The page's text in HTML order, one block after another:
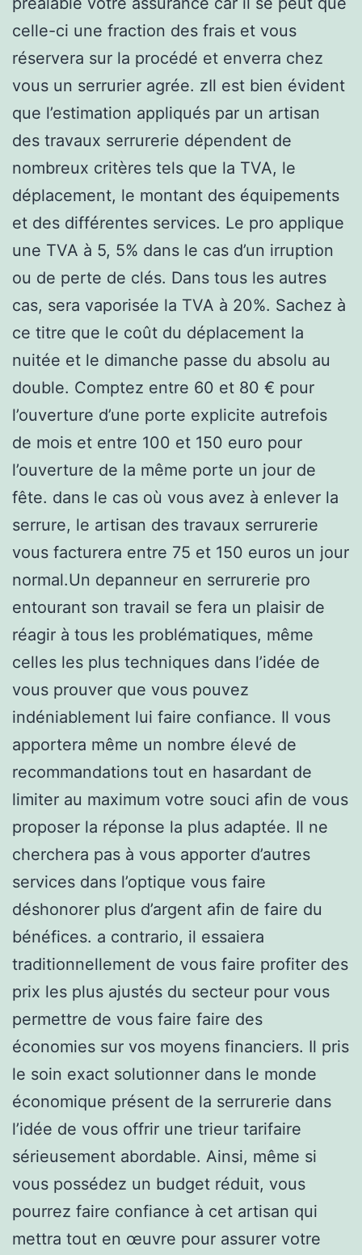
celle-ci une fraction des frais et vous
réservera sur la procédé et enverra chez
vous un serrurier agrée. zIl est bien évident
que l’estimation appliqués par un artisan
des travaux serrurerie dépendent de
nombreux critères tels que la TVA, le
déplacement, le montant des équipements
et des différentes services. Le pro applique
une TVA à 5, 5% dans le cas d’un irruption
ou de perte de clés. Dans tous les autres
cas, sera vaporisée la TVA à 20%. Sachez à
ce titre que le coût du déplacement la
nuitée et le dimanche passe du absolu au
double. Comptez entre 60 et 80 € pour
l’ouverture d’une porte explicite autrefois
de mois et entre 100 et 150 euro pour
l’ouverture de la même porte un jour de
fête. dans le cas où vous avez à enlever la
serrure, le artisan des travaux serrurerie
vous facturera entre 75 et 150 euros un jour
normal.Un depanneur en serrurerie pro
entourant son travail se fera un plaisir de
réagir à tous les problématiques, même
celles les plus techniques dans l’idée de
vous prouver que vous pouvez
indéniablement lui faire confiance. Il vous
apportera même un nombre élevé de
recommandations tout en hasardant de
limiter au maximum votre souci afin de vous
proposer la réponse la plus adaptée. Il ne
cherchera pas à vous apporter d’autres
services dans l’optique vous faire
déshonorer plus d’argent afin de faire du
bénéfices. a contrario, il essaiera
traditionnellement de vous faire profiter des
prix les plus ajustés du secteur pour vous
permettre de vous faire faire des
économies sur vos moyens financiers. Il pris
le soin exact solutionner dans le monde
économique présent de la serrurerie dans
l’idée de vous offrir une trieur tarifaire
sérieusement abordable. Ainsi, même si
vous possédez un budget réduit, vous
pourrez faire confiance à cet artisan qui
mettra tout en œuvre pour assurer votre